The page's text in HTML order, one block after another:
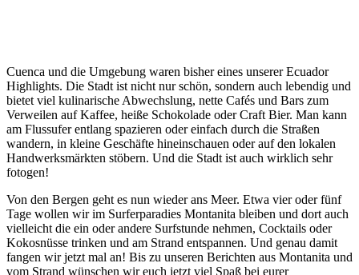
Cuenca und die Umgebung waren bisher eines unserer Ecuador
Highlights. Die Stadt ist nicht nur schön, sondern auch lebendig und
bietet viel kulinarische Abwechslung, nette Cafés und Bars zum
Verweilen auf Kaffee, heiße Schokolade oder Craft Bier. Man kann
am Flussufer entlang spazieren oder einfach durch die Straßen
wandern, in kleine Geschäfte hineinschauen oder auf den lokalen
Handwerksmärkten stöbern. Und die Stadt ist auch wirklich sehr
fotogen!
Von den Bergen geht es nun wieder ans Meer. Etwa vier oder fünf
Tage wollen wir im Surferparadies Montanita bleiben und dort auch
vielleicht die ein oder andere Surfstunde nehmen, Cocktails oder
Kokosnüsse trinken und am Strand entspannen. Und genau damit
fangen wir jetzt mal an! Bis zu unseren Berichten aus Montanita und
vom Strand wünschen wir euch jetzt viel Spaß bei eurer